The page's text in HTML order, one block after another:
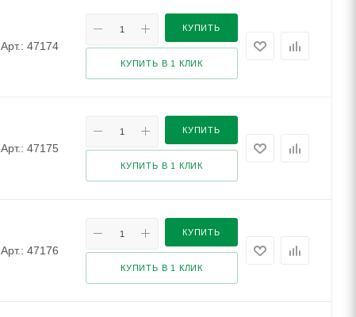
Арт.: 47174
КУПИТЬ
КУПИТЬ В 1 КЛИК
Арт.: 47175
КУПИТЬ
КУПИТЬ В 1 КЛИК
Арт.: 47176
КУПИТЬ
КУПИТЬ В 1 КЛИК